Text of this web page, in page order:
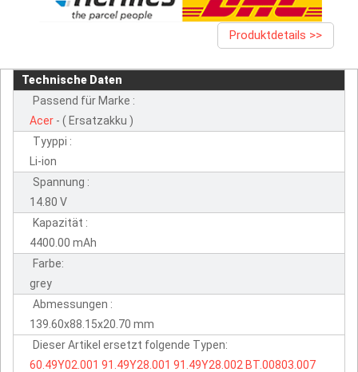
Produktdetails >>
Technische Daten
Passend für Marke :
Acer - ( Ersatzakku )
Tyyppi :
Li-ion
Spannung :
14.80 V
Kapazität :
4400.00 mAh
Farbe:
grey
Abmessungen :
139.60x88.15x20.70 mm
Dieser Artikel ersetzt folgende Typen:
60.49Y02.001 91.49Y28.001 91.49Y28.002 BT.00803.007